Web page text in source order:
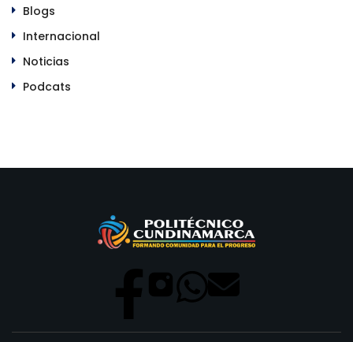
Blogs
Internacional
Noticias
Podcats